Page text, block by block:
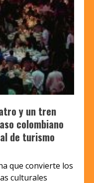
y un tren
colombiano
de turismo
que convierte los
culturales